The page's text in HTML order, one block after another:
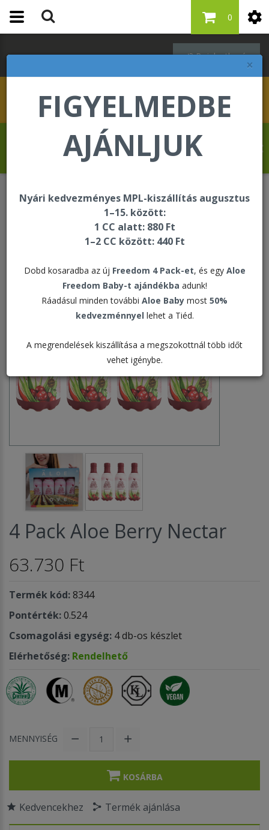
×
FIGYELMEDBE
AJÁNLJUK
Nyári kedvezményes MPL-kiszállítás augusztus
1–15. között:
1 CC alatt: 880 Ft
1–2 CC között: 440 Ft
Dobd kosaradba az új Freedom 4 Pack-et, és egy Aloe
Freedom Baby-t ajándékba adunk!
Ráadásul minden további Aloe Baby most 50%
kedvezménnyel lehet a Tiéd.
A megrendelések kiszállítása a megszokottnál több időt
vehet igénybe.
Bejelentkezés
0
Drevet Fabrice üdvözli Önt a Forever
Living internetes áruházában!
4 Pack Aloe Berry Nectar
4 Pack Aloe Berry Nectar
63.730 Ft
Termék kód:8344
Pontérték:0.524
Csomagolási egység: 4 db-os készlet
Elérhetőség: Rendelhető
MENNYISÉG
KOSÁRBA
Kedvencekhez Termék ajánlása